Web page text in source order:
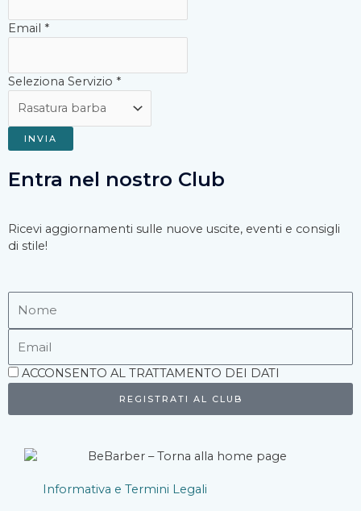
Email *
Seleziona Servizio *
INVIA
Entra nel nostro Club
Ricevi aggiornamenti sulle nuove uscite, eventi e consigli
di stile!
Accettazione
ACCONSENTO AL TRATTAMENTO DEI DATI
REGISTRATI AL CLUB
Informativa e Termini Legali